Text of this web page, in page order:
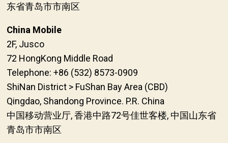
东省青岛市市南区
China Mobile
2F, Jusco
72 HongKong Middle Road
Telephone: +86 (532) 8573-0909
ShiNan District > FuShan Bay Area (CBD)
Qingdao, Shandong Province. P.R. China
中国移动营业厅, 香港中路72号佳世客楼, 中国山东省
青岛市市南区